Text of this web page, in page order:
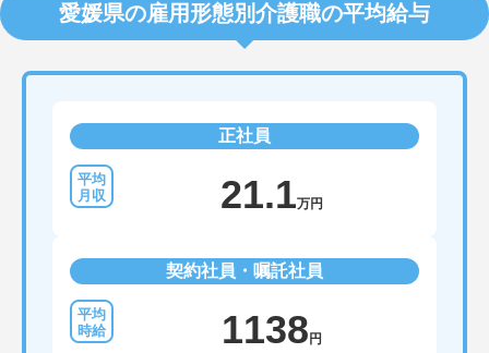
愛媛県の雇用形態別介護職の平均給与
正社員
21.1万円
契約社員・嘱託社員
1138 円